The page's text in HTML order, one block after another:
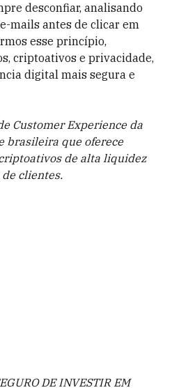
desconfiar, analisando
mails antes de clicar em
esse princípio,
criptoativos e privacidade,
digital mais segura e
Customer Experience da
brasileira que oferece
de alta liquidez
clientes.
DE INVESTIR EM